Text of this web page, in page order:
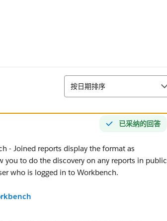
排序
按日期排序
已采纳的回答
- Joined reports display the format as
to do the discovery on any reports in public
who is logged in to Workbench.